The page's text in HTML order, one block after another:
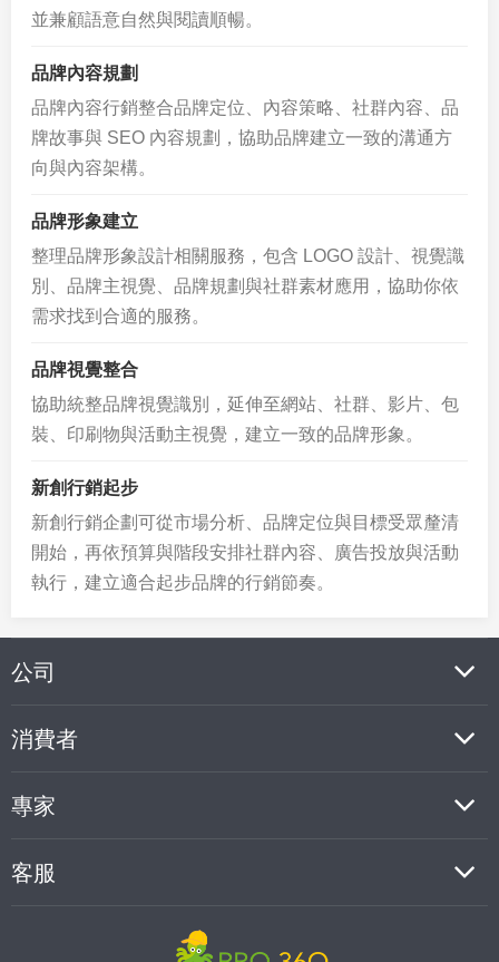
並兼顧語意自然與閱讀順暢。
品牌內容規劃
品牌內容行銷整合品牌定位、內容策略、社群內容、品
牌故事與 SEO 內容規劃，協助品牌建立一致的溝通方
向與內容架構。
品牌形象建立
整理品牌形象設計相關服務，包含 LOGO 設計、視覺識
別、品牌主視覺、品牌規劃與社群素材應用，協助你依
需求找到合適的服務。
品牌視覺整合
協助統整品牌視覺識別，延伸至網站、社群、影片、包
裝、印刷物與活動主視覺，建立一致的品牌形象。
新創行銷起步
新創行銷企劃可從市場分析、品牌定位與目標受眾釐清
開始，再依預算與階段安排社群內容、廣告投放與活動
執行，建立適合起步品牌的行銷節奏。
公司
消費者
專家
客服